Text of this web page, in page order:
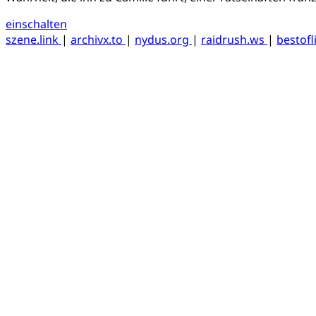
einschalten
szene.link | archivx.to | nydus.org | raidrush.ws |